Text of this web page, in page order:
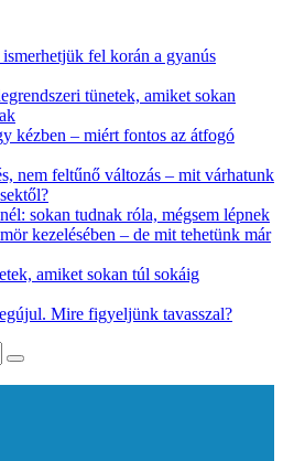
fel korán a gyanús
tünetek, amiket sokan
kézben – miért fontos az átfogó
nem feltűnő változás – mit várhatunk
sokan tudnak róla, mégsem lépnek
kezelésében – de mit tehetünk már
amiket sokan túl sokáig
Mire figyeljünk tavasszal?